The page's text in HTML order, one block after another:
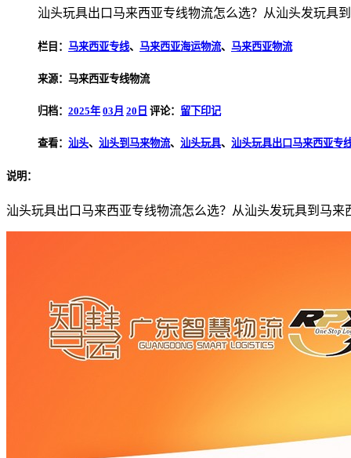
汕头玩具出口马来西亚专线物流怎么选？从汕头发玩具
栏目： 马来西亚专线、 马来西亚海运物流、 马来西亚物流
来源：马来西亚专线物流
归档： 2025年 03月 20日 评论： 留下印记
查看： 汕头、 汕头到马来物流、 汕头玩具、 汕头玩具出口马来西亚专
说明：
汕头玩具出口马来西亚专线物流怎么选？从汕头发玩具到马